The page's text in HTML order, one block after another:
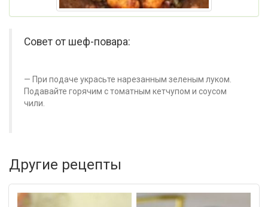
Совет от шеф-повара:
При подаче украсьте нарезанным зеленым луком.
Подавайте горячим с томатным кетчупом и соусом
чили.
Другие рецепты